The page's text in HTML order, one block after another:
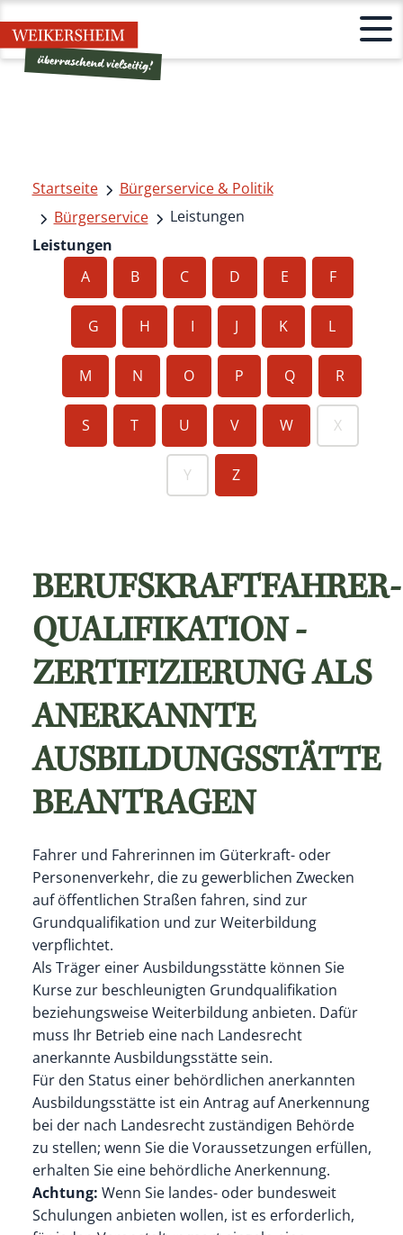
Startseite
Bürgerservice & Politik
Bürgerservice
Leistungen
Leistungen
A
B C D E F
G H I J K L
M N O P Q R
S T U V W X
Y Z
BERUFSKRAFTFAHRER-
QUALIFIKATION -
ZERTIFIZIERUNG ALS
ANERKANNTE
AUSBILDUNGSSTÄTTE
BEANTRAGEN
Fahrer und Fahrerinnen im Güterkraft- oder
Personenverkehr, die zu gewerblichen Zwecken
auf öffentlichen Straßen fahren, sind zur
Grundqualifikation und zur Weiterbildung
verpflichtet.
Als Träger einer Ausbildungsstätte können Sie
Kurse zur beschleunigten Grundqualifikation
beziehungsweise Weiterbildung anbieten. Dafür
muss Ihr Betrieb eine nach Landesrecht
anerkannte Ausbildungsstätte sein.
Für den Status einer behördlichen anerkannten
Ausbildungsstätte ist ein Antrag auf Anerkennung
bei der nach Landesrecht zuständigen Behörde
zu stellen; wenn Sie die Voraussetzungen erfüllen,
erhalten Sie eine behördliche Anerkennung.
Achtung: Wenn Sie landes- oder bundesweit
Schulungen anbieten wollen, ist es erforderlich,